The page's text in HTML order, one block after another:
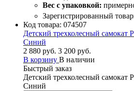
Вес с упаковкой:
Зарегистрированный
Код товара: 074507
Детский трехколесный самокат
Синий
2 880 руб. 3 200 руб.
В корзину В наличии
Быстрый заказ
Детский трехколесный самокат
Синий